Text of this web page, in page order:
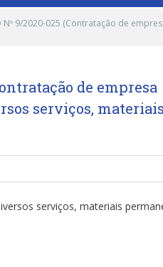
Nº 9/2020-025 (Contratação de
de empresa
serviços, materiais
serviços, materiais